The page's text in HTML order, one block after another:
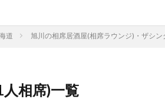
道 旭川の相席居酒屋(相席ラウンジ)・ザシ
相席)一覧